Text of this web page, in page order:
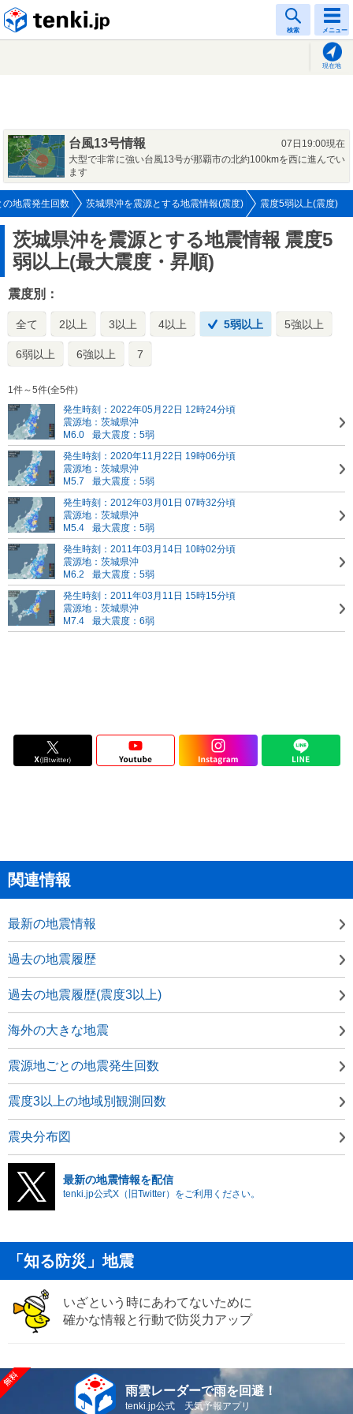
検索 メニュー
現在地
台風13号情報
07日19:00現在
大型で非常に強い台風13号が那覇市の北約100kmを西に進んでい
ます
の地震発生回数 茨城県沖を震源とする地震情報(震度) 震度5弱以上(震度)
茨城県沖を震源とする地震情報 震度5
弱以上(最大震度・昇順)
震度別：
全て 2以上 3以上 4以上 5弱以上 5強以上
6弱以上 6強以上 7
1件～5件(全5件)
発生時刻：2022年05月22日 12時24分頃
震源地：茨城県沖
M6.0
最大震度：5弱
発生時刻：2020年11月22日 19時06分頃
震源地：茨城県沖
M5.7
最大震度：5弱
発生時刻：2012年03月01日 07時32分頃
震源地：茨城県沖
M5.4
最大震度：5弱
発生時刻：2011年03月14日 10時02分頃
震源地：茨城県沖
M6.2
最大震度：5弱
発生時刻：2011年03月11日 15時15分頃
震源地：茨城県沖
M7.4
最大震度：6弱
関連情報
最新の地震情報
過去の地震履歴
過去の地震履歴(震度3以上)
海外の大きな地震
震源地ごとの地震発生回数
震度3以上の地域別観測回数
震央分布図
最新の地震情報を配信
tenki.jp公式X（旧Twitter）をご利用ください。
「知る防災」地震
いざという時にあわてないために
確かな情報と行動で防災力アップ
雨雲レーダーで雨を回避！
tenki.jp公式 天気予報アプリ